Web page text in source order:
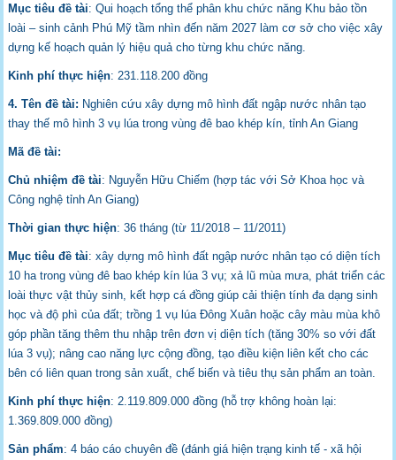
Mục tiêu đề tài: Qui hoạch tổng thể phân khu chức năng Khu bảo tồn
loài – sinh cảnh Phú Mỹ tầm nhìn đến năm 2027 làm cơ sở cho việc xây
dựng kế hoạch quản lý hiệu quả cho từng khu chức năng.
Kinh phí thực hiện: 231.118.200 đồng
4. Tên đề tài: Nghiên cứu xây dựng mô hình đất ngập nước nhân tạo
thay thế mô hình 3 vụ lúa trong vùng đê bao khép kín, tỉnh An Giang
Mã đề tài:
Chủ nhiệm đề tài: Nguyễn Hữu Chiếm (hợp tác với Sở Khoa học và
Công nghệ tỉnh An Giang)
Thời gian thực hiện: 36 tháng (từ 11/2018 – 11/2011)
Mục tiêu đề tài: xây dựng mô hình đất ngập nước nhân tạo có diện tích
10 ha trong vùng đê bao khép kín lúa 3 vụ; xả lũ mùa mưa, phát triển các
loài thực vật thủy sinh, kết hợp cá đồng giúp cải thiện tính đa dạng sinh
học và độ phì của đất; trồng 1 vụ lúa Đông Xuân hoặc cây màu mùa khô
góp phần tăng thêm thu nhập trên đơn vị diện tích (tăng 30% so với đất
lúa 3 vụ); nâng cao năng lực cộng đồng, tạo điều kiện liên kết cho các
bên có liên quan trong sản xuất, chế biến và tiêu thụ sản phẩm an toàn.
Kinh phí thực hiện: 2.119.809.000 đồng (hỗ trợ không hoàn lại:
1.369.809.000 đồng)
Sản phẩm: 4 báo cáo chuyên đề (đánh giá hiện trạng kinh tế - xã hội